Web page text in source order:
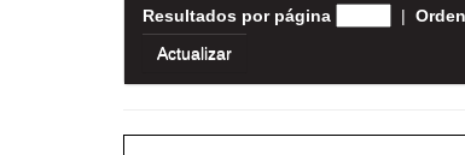
Resultados por página |